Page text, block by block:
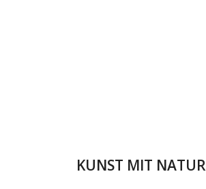
KUNST MIT NATUR